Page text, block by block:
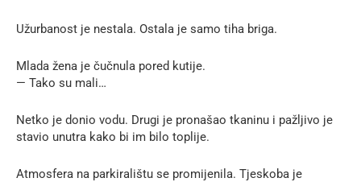
Užurbanost je nestala. Ostala je samo tiha briga.
Mlada žena je čučnula pored kutije.
— Tako su mali…
Netko je donio vodu. Drugi je pronašao tkaninu i pažljivo je
stavio unutra kako bi im bilo toplije.
Atmosfera na parkiralištu se promijenila. Tjeskoba je